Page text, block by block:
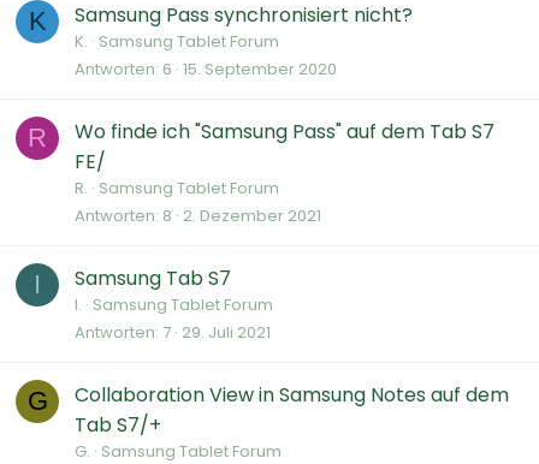
K Samsung Pass synchronisiert nicht?
K. Samsung Tablet Forum
Antworten 6 15. September 2020
R
Wo finde ich "Samsung Pass" auf dem Tab S7
FE/
R. Samsung Tablet Forum
Antworten 8 2. Dezember 2021
I Samsung Tab S7
I. Samsung Tablet Forum
Antworten 7 29. Juli 2021
G
Collaboration View in Samsung Notes auf dem
Tab S7/+
G. Samsung Tablet Forum